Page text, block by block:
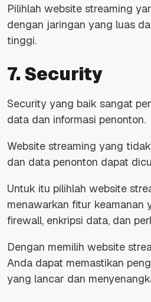
Pilihlah website streaming
dengan jaringan yang luas
tinggi.
7. Security
Security yang baik sangat
data dan informasi penonton.
Website streaming yang
dan data penonton dapat
Untuk itu pilihlah website
menawarkan fitur keamanan
firewall, enkripsi data, dan
Dengan memilih website
Anda dapat memastikan
yang lancar dan